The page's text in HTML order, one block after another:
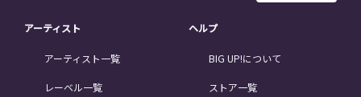
アーティスト
アーティスト一覧
レーベル一覧
ヘルプ
BIG UP!について
ストア一覧